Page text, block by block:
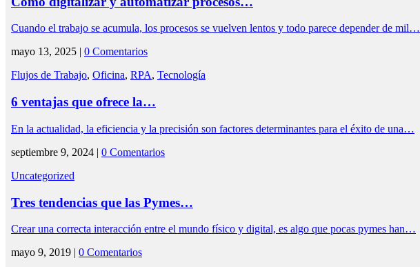
Cuando el trabajo se acumula, los procesos se vuelven lentos y todo parece depender de mil…
mayo 13, 2025 | 0 Comentarios
Flujos de Trabajo, Oficina, RPA, Tecnología
6 ventajas que ofrece la…
En la actualidad, la eficiencia y la precisión son factores determinantes para el éxito de una…
septiembre 9, 2024 | 0 Comentarios
Uncategorized
Tres tendencias que las Pymes…
Crear una correcta interacción entre el mundo físico y digital, es algo que pocas pymes han…
mayo 9, 2019 | 0 Comentarios